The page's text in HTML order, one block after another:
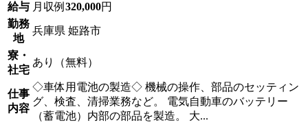
給与 月収例 320,000円
勤務
地
兵庫県 姫路市
寮・
社宅
あり（無料）
仕事
内容
◇車体用電池の製造◇ 機械の操作、部品のセッティン
グ、検査、清掃業務など。 電気自動車のバッテリー
（蓄電池）内部の部品を製造。 大...